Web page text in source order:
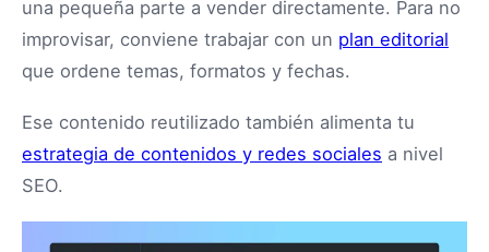
una pequeña parte a vender directamente. Para no
improvisar, conviene trabajar con un plan editorial
que ordene temas, formatos y fechas.
Ese contenido reutilizado también alimenta tu
estrategia de contenidos y redes sociales a nivel
SEO.